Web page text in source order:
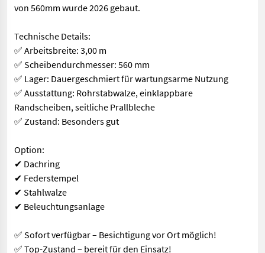
von 560mm wurde 2026 gebaut.
Technische Details:
✅ Arbeitsbreite: 3,00 m
✅ Scheibendurchmesser: 560 mm
✅ Lager: Dauergeschmiert für wartungsarme Nutzung
✅ Ausstattung: Rohrstabwalze, einklappbare
Randscheiben, seitliche Prallbleche
✅ Zustand: Besonders gut
Option:
✔ Dachring
✔ Federstempel
✔ Stahlwalze
✔ Beleuchtungsanlage
✅ Sofort verfügbar – Besichtigung vor Ort möglich!
✅ Top-Zustand – bereit für den Einsatz!